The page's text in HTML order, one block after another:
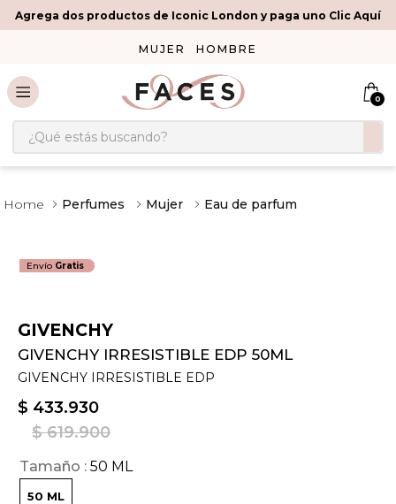
Agrega dos productos de Iconic London y paga uno Clic Aquí
MUJER HOMBRE
0
¿Qué estás buscando?
Perfumes Mujer Eau de parfum
Envío Gratis
GIVENCHY
GIVENCHY IRRESISTIBLE EDP 50ML
GIVENCHY IRRESISTIBLE EDP
$ 433.930
$ 619.900
Tamaño 50 ML
50 ML